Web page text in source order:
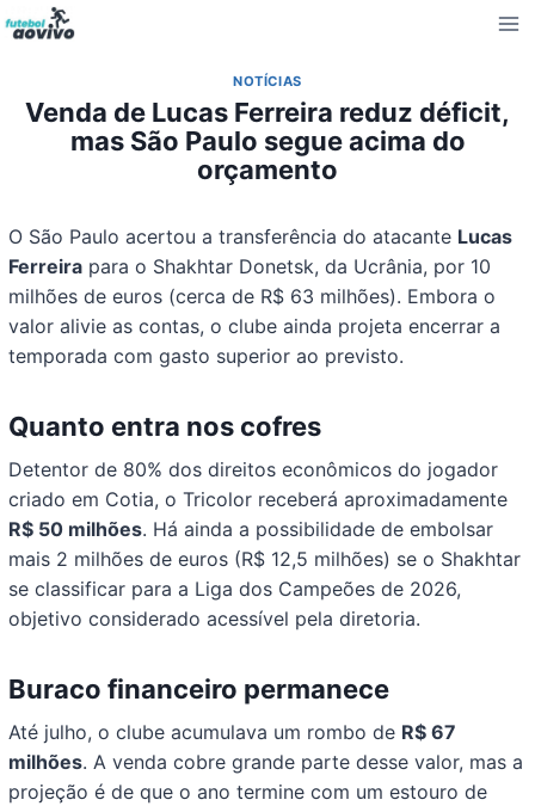
Pular
para
Conteúdo
NOTÍCIAS
Venda de Lucas Ferreira reduz déficit,
mas São Paulo segue acima do
orçamento
O São Paulo acertou a transferência do atacante Lucas
Ferreira para o Shakhtar Donetsk, da Ucrânia, por 10
milhões de euros (cerca de R$ 63 milhões). Embora o
valor alivie as contas, o clube ainda projeta encerrar a
temporada com gasto superior ao previsto.
Quanto entra nos cofres
Detentor de 80% dos direitos econômicos do jogador
criado em Cotia, o Tricolor receberá aproximadamente
R$ 50 milhões. Há ainda a possibilidade de embolsar
mais 2 milhões de euros (R$ 12,5 milhões) se o Shakhtar
se classificar para a Liga dos Campeões de 2026,
objetivo considerado acessível pela diretoria.
Buraco financeiro permanece
Até julho, o clube acumulava um rombo de R$ 67
milhões. A venda cobre grande parte desse valor, mas a
projeção é de que o ano termine com um estouro de